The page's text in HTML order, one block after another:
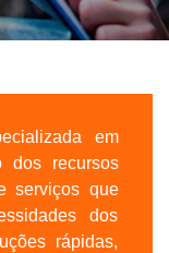
em
dos recursos
serviços que
dos
rápidas,